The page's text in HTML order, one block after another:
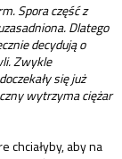
Spora część z
Dlatego
decydują o
Zwykle
się już
wytrzyma ciężar
chciałyby, aby na